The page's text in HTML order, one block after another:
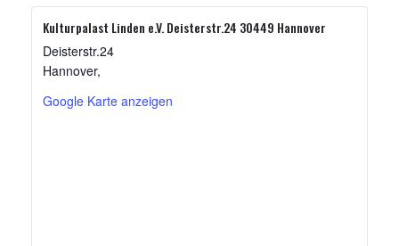
Kulturpalast Linden e.V. Deisterstr.24 30449 Hannover
Deisterstr.24
Hannover,
Google Karte anzeigen